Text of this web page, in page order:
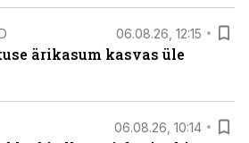
06.08.26, 12:15
ärikasum kasvas üle
06.08.26, 10:14